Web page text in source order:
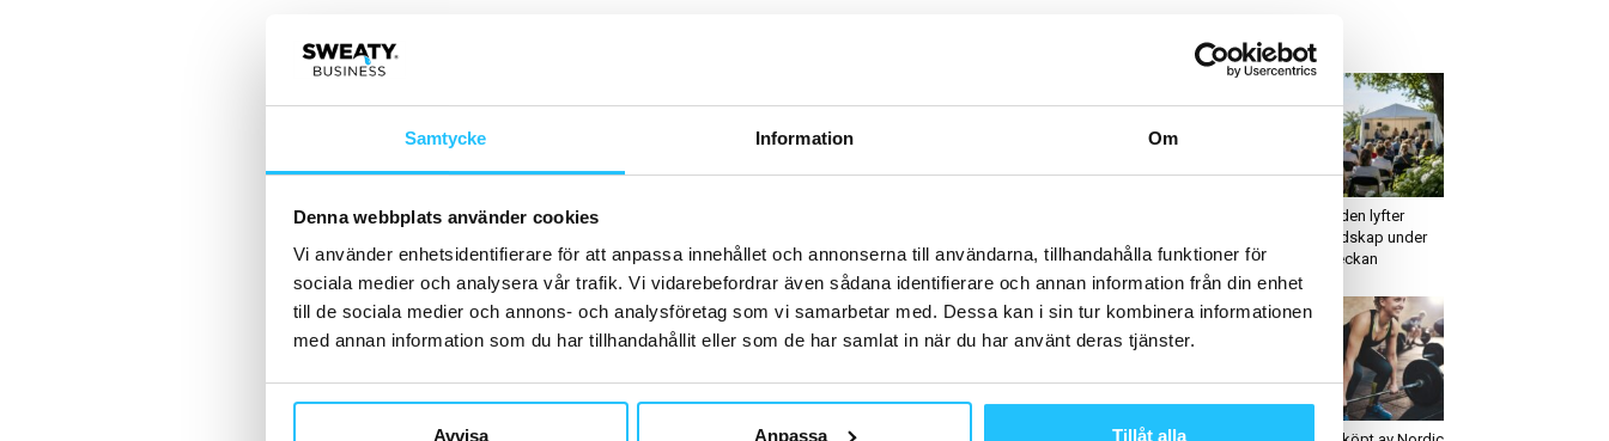
Samtycke Information Om
Denna webbplats använder cookies
Vi använder enhetsidentifierare för att anpassa innehållet och annonserna till användarna, tillhandahålla funktioner för
sociala medier och analysera vår trafik. Vi vidarebefordrar även sådana identifierare och annan information från din enhet
till de sociala medier och annons- och analysföretag som vi samarbetar med. Dessa kan i sin tur kombinera informationen
med annan information som du har tillhandahållit eller som de har samlat in när du har använt deras tjänster.
Avvisa Anpassa Tillåt alla
pilotavtal för distribution
Active Sweden lyfter
fysisk beredskap under
Almedalsveckan
Business